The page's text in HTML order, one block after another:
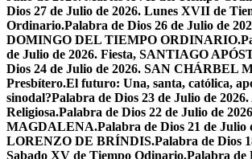
Dios 27 de Julio de 2026. Lunes XVII de
Ordinario.Palabra de Dios 26 de Julio de
DOMINGO DEL TIEMPO ORDINARIO.
de Julio de 2026. Fiesta, SANTIAGO
Dios 24 de Julio de 2026. SAN CHÁRBEL
Presbítero.El futuro: Una, santa, católica,
sinodal?Palabra de Dios 23 de Julio de
Religiosa.Palabra de Dios 22 de Julio de
MAGDALENA.Palabra de Dios 21 de Julio
LORENZO DE BRÍNDIS.Palabra de Dios
Sabado XV de Tiempo Odinario.Palabra de